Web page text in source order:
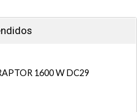
1600 W DC29